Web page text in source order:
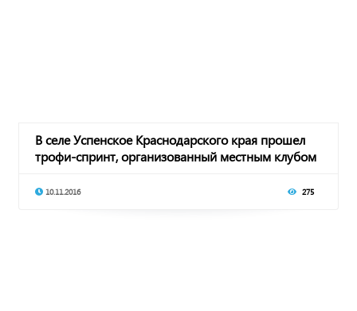
В селе Успенское Краснодарского края прошел
трофи-спринт, организованный местным клубом
10.11.2016 275